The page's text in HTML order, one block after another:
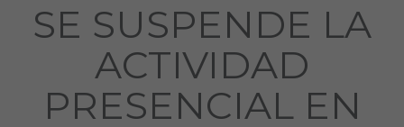
SE SUSPENDE LA
ACTIVIDAD
PRESENCIAL EN